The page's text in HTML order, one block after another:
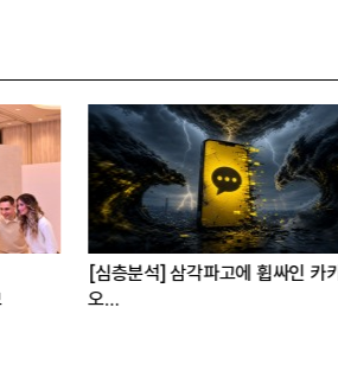
[심층분석] 삼각파고에 휩싸인 카카
오